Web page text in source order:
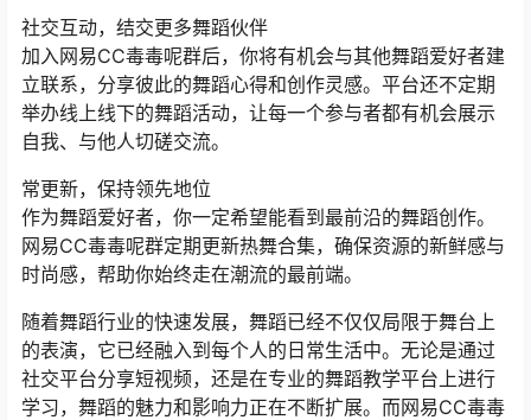
社交互动，结交更多舞蹈伙伴
加入网易CC毒毒呢群后，你将有机会与其他舞蹈爱好者建
立联系，分享彼此的舞蹈心得和创作灵感。平台还不定期
举办线上线下的舞蹈活动，让每一个参与者都有机会展示
自我、与他人切磋交流。
常更新，保持领先地位
作为舞蹈爱好者，你一定希望能看到最前沿的舞蹈创作。
网易CC毒毒呢群定期更新热舞合集，确保资源的新鲜感与
时尚感，帮助你始终走在潮流的最前端。
随着舞蹈行业的快速发展，舞蹈已经不仅仅局限于舞台上
的表演，它已经融入到每个人的日常生活中。无论是通过
社交平台分享短视频，还是在专业的舞蹈教学平台上进行
学习，舞蹈的魅力和影响力正在不断扩展。而网易CC毒毒